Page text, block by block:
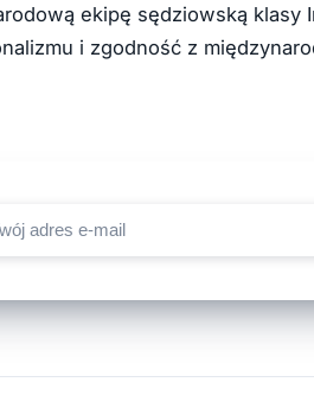
ekipę sędziowską klasy
i zgodność z